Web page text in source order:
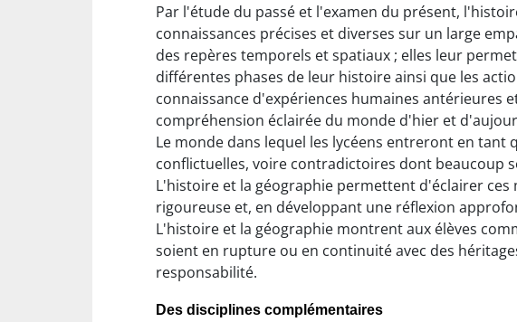
Par l'étude du passé et l'examen du présent,
connaissances précises et diverses sur un large
des repères temporels et spatiaux ; elles leur
différentes phases de leur histoire ainsi que les
connaissance d'expériences humaines antérieures
compréhension éclairée du monde d'hier et
Le monde dans lequel les lycéens entreront en
conflictuelles, voire contradictoires dont beaucoup
L'histoire et la géographie permettent d'éclairer
rigoureuse et, en développant une réflexion
L'histoire et la géographie montrent aux élèves
soient en rupture ou en continuité avec des
responsabilité.
Des disciplines complémentaires